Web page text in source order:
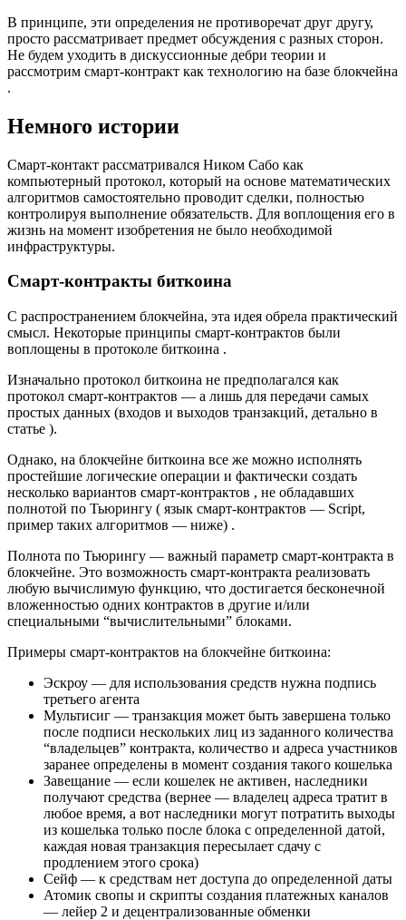
В принципе, эти определения не противоречат друг другу,
просто рассматривает предмет обсуждения с разных сторон.
Не будем уходить в дискуссионные дебри теории и
рассмотрим смарт-контракт как технологию на базе блокчейна
.
Немного истории
Смарт-контакт рассматривался Ником Сабо как
компьютерный протокол, который на основе математических
алгоритмов самостоятельно проводит сделки, полностью
контролируя выполнение обязательств. Для воплощения его в
жизнь на момент изобретения не было необходимой
инфраструктуры.
Смарт-контракты биткоина
С распространением блокчейна, эта идея обрела практический
смысл. Некоторые принципы смарт-контрактов были
воплощены в протоколе биткоина .
Изначально протокол биткоина не предполагался как
протокол смарт-контрактов — а лишь для передачи самых
простых данных (входов и выходов транзакций, детально в
статье ).
Однако, на блокчейне биткоина все же можно исполнять
простейшие логические операции и фактически создать
несколько вариантов смарт-контрактов , не обладавших
полнотой по Тьюрингу ( язык смарт-контрактов — Script,
пример таких алгоритмов — ниже) .
Полнота по Тьюрингу — важный параметр смарт-контракта в
блокчейне. Это возможность смарт-контракта реализовать
любую вычислимую функцию, что достигается бесконечной
вложенностью одних контрактов в другие и/или
специальными “вычислительными” блоками.
Примеры смарт-контрактов на блокчейне биткоина:
Эскроу — для использования средств нужна подпись
третьего агента
Мультисиг — транзакция может быть завершена только
после подписи нескольких лиц из заданного количества
“владельцев” контракта, количество и адреса участников
заранее определены в момент создания такого кошелька
Завещание — если кошелек не активен, наследники
получают средства (вернее — владелец адреса тратит в
любое время, а вот наследники могут потратить выходы
из кошелька только после блока с определенной датой,
каждая новая транзакция пересылает сдачу с
продлением этого срока)
Сейф — к средствам нет доступа до определенной даты
Атомик свопы и скрипты создания платежных каналов
— лейер 2 и децентрализованные обменки